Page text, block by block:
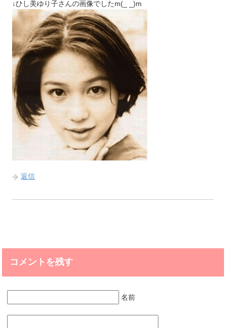
↓ひし美ゆり子さんの画像でしたm(_ _)m
返信
コメントを残す
名前